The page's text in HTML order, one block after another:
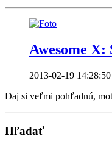
Awesome X:
2013-02-19
Daj si veľmi pohľadnú,
Hľadať